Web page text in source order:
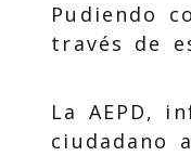
Pudiendo
través de
La AEPD,
ciudadano